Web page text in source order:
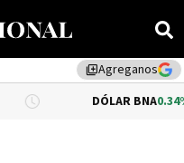
library_addAgreganos
DÓLAR BNA 0.34%$1,520.00